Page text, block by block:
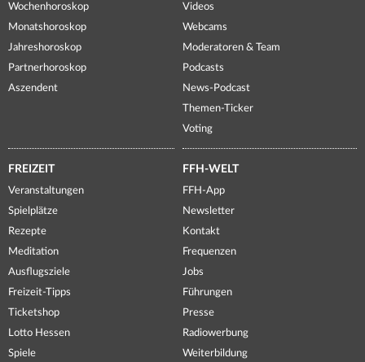
Wochenhoroskop
Monatshoroskop
Jahreshoroskop
Partnerhoroskop
Aszendent
Videos
Webcams
Moderatoren & Team
Podcasts
News-Podcast
Themen-Ticker
Voting
FREIZEIT
Veranstaltungen
Spielplätze
Rezepte
Meditation
Ausflugsziele
Freizeit-Tipps
Ticketshop
Lotto Hessen
Spiele
FFH-WELT
FFH-App
Newsletter
Kontakt
Frequenzen
Jobs
Führungen
Presse
Radiowerbung
Weiterbildung